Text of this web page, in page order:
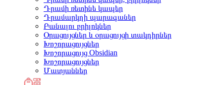
Դրամի ռետինե կապեր
Դրամարկղի պարագաներ
Բանալու բրիլոկներ
Օրացույցներ և օրացույցի տակդիրներ
Խոշորացույցներ
Խոշորացույց Obsidian
Խոշորացույցներ
Մատյաններ